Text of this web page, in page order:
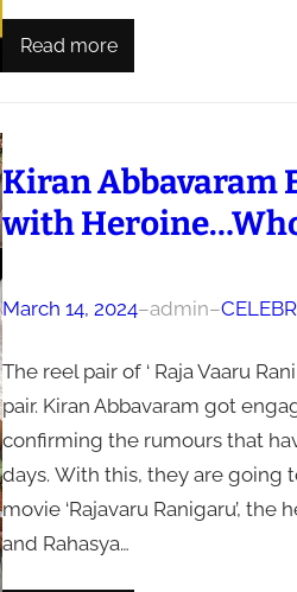
Read more
Kiran Abbavaram
with
March 14, 2024–admin–
The reel pair of ‘ Raja Vaaru
pair. Kiran Abbavaram got
confirming the rumours that
days. With this, they are going
movie ‘Rajavaru Ranigaru’,
and Rahasya…